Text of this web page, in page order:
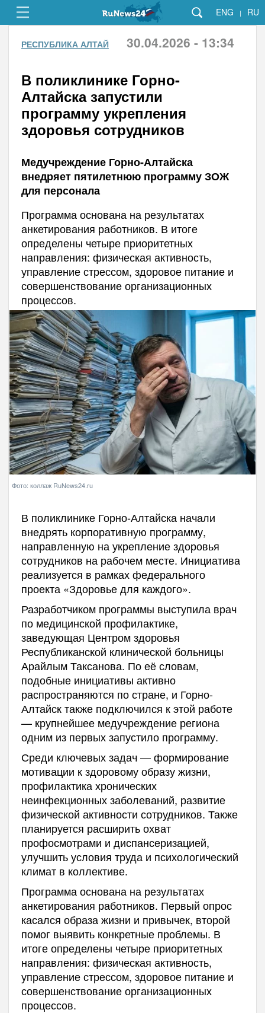
ENG | RU
РЕСПУБЛИКА АЛТАЙ 30.04.2026 - 13:34
В поликлинике Горно-
Алтайска запустили
программу укрепления
здоровья сотрудников
Медучреждение Горно-Алтайска
внедряет пятилетнюю программу ЗОЖ
для персонала
Программа основана на результатах
анкетирования работников. В итоге
определены четыре приоритетных
направления: физическая активность,
управление стрессом, здоровое питание и
совершенствование организационных
процессов.
Фото: коллаж RuNews24.ru
В поликлинике Горно-Алтайска начали
внедрять корпоративную программу,
направленную на укрепление здоровья
сотрудников на рабочем месте. Инициатива
реализуется в рамках федерального
проекта «Здоровье для каждого».
Разработчиком программы выступила врач
по медицинской профилактике,
заведующая Центром здоровья
Республиканской клинической больницы
Арайлым Таксанова. По её словам,
подобные инициативы активно
распространяются по стране, и Горно-
Алтайск также подключился к этой работе
— крупнейшее медучреждение региона
одним из первых запустило программу.
Среди ключевых задач — формирование
мотивации к здоровому образу жизни,
профилактика хронических
неинфекционных заболеваний, развитие
физической активности сотрудников. Также
планируется расширить охват
профосмотрами и диспансеризацией,
улучшить условия труда и психологический
климат в коллективе.
Программа основана на результатах
анкетирования работников. Первый опрос
касался образа жизни и привычек, второй
помог выявить конкретные проблемы. В
итоге определены четыре приоритетных
направления: физическая активность,
управление стрессом, здоровое питание и
совершенствование организационных
процессов.